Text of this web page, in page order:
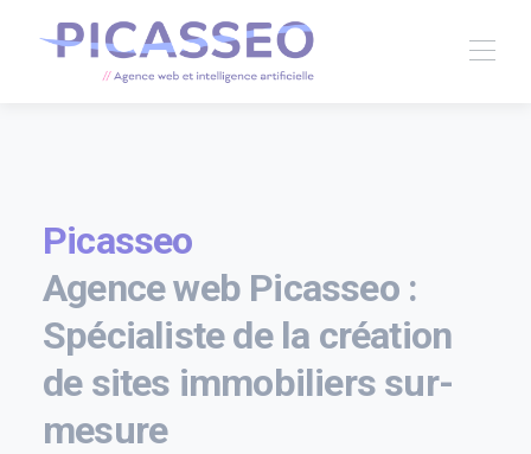
Picasseo
Agence web Picasseo :
Spécialiste de la création
de sites immobiliers sur-
mesure